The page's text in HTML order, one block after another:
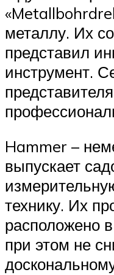
металлу. Их
представил
инструмент.
Hammer –
выпускает
технику. Их
расположено
при этом не